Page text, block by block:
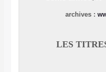
:
LES